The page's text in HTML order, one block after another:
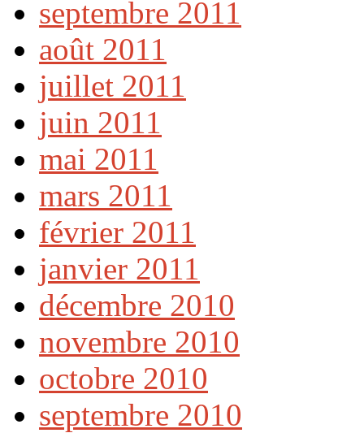
septembre 2011
août 2011
juillet 2011
juin 2011
mai 2011
mars 2011
février 2011
janvier 2011
décembre 2010
novembre 2010
octobre 2010
septembre 2010